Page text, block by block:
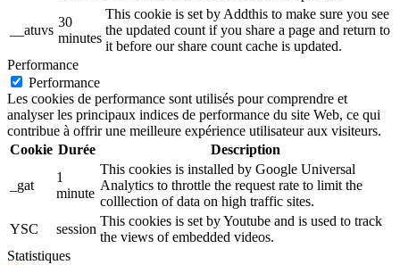
__atuvs
30
minutes
This cookie is set by Addthis to make sure you see
the updated count if you share a page and return to
it before our share count cache is updated.
Performance
Performance
Les cookies de performance sont utilisés pour comprendre et
analyser les principaux indices de performance du site Web, ce qui
contribue à offrir une meilleure expérience utilisateur aux visiteurs.
Cookie Durée Description
_gat
1
minute
This cookies is installed by Google Universal
Analytics to throttle the request rate to limit the
colllection of data on high traffic sites.
YSC
session
This cookies is set by Youtube and is used to track
the views of embedded videos.
Statistiques